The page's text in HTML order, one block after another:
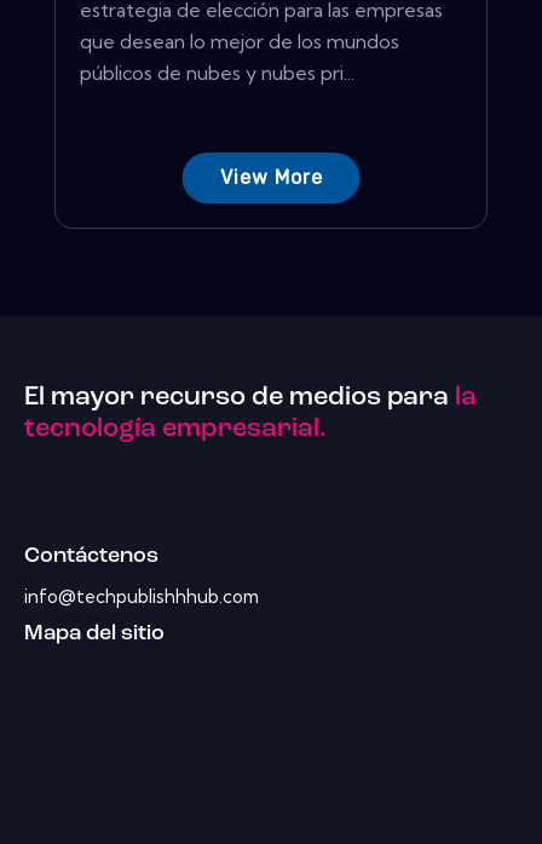
estrategia de elección para las empresas
que desean lo mejor de los mundos
públicos de nubes y nubes pri...
View More
El mayor recurso de medios para la
tecnología empresarial.
Contáctenos
info@techpublishhhub.com
Mapa del sitio